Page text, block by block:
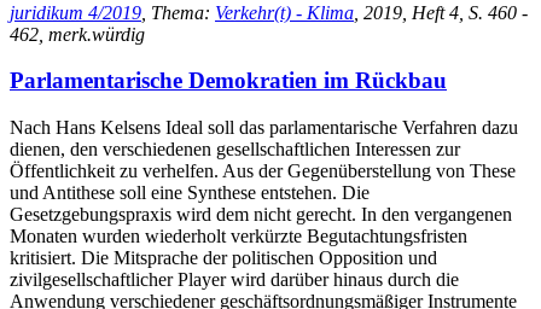
juridikum 4/2019 , Thema: Verkehr(t) - Klima , 2019, Heft 4, S. 460 -
462, merk.würdig
Parlamentarische Demokratien im Rückbau
Nach Hans Kelsens Ideal soll das parlamentarische Verfahren dazu
dienen, den verschiedenen gesellschaftlichen Interessen zur
Öffentlichkeit zu verhelfen. Aus der Gegenüberstellung von These
und Antithese soll eine Synthese entstehen. Die
Gesetzgebungspraxis wird dem nicht gerecht. In den vergangenen
Monaten wurden wiederholt verkürzte Begutachtungsfristen
kritisiert. Die Mitsprache der politischen Opposition und
zivilgesellschaftlicher Player wird darüber hinaus durch die
Anwendung verschiedener geschäftsordnungsmäßiger Instrumente